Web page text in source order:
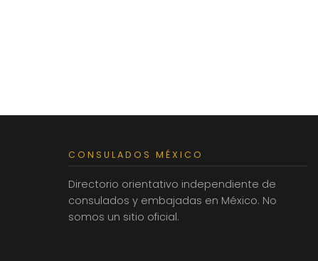
CONSULADOS MÉXICO
Directorio orientativo independiente de
consulados y embajadas en México. No
somos un sitio oficial.